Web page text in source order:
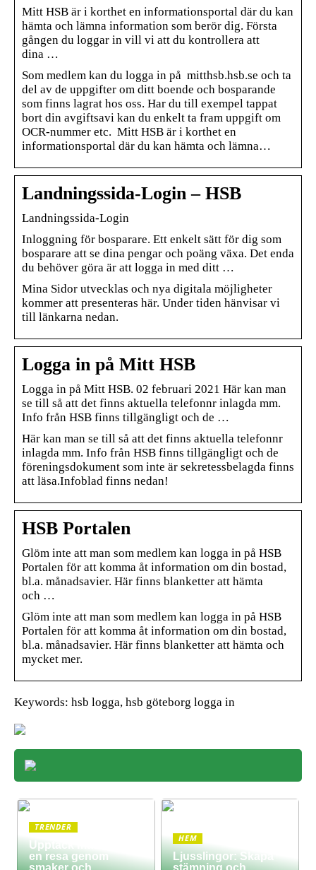
Mitt HSB är i korthet en informationsportal där du kan
hämta och lämna information som berör dig. Första
gången du loggar in vill vi att du kontrollera att
dina …
Som medlem kan du logga in på mitthsb.hsb.se och ta
del av de uppgifter om ditt boende och bosparande
som finns lagrat hos oss. Har du till exempel tappat
bort din avgiftsavi kan du enkelt ta fram uppgift om
OCR-nummer etc. Mitt HSB är i korthet en
informationsportal där du kan hämta och lämna…
Landningssida-Login – HSB
Landningssida-Login
Inloggning för bosparare. Ett enkelt sätt för dig som
bosparare att se dina pengar och poäng växa. Det enda
du behöver göra är att logga in med ditt …
Mina Sidor utvecklas och nya digitala möjligheter
kommer att presenteras här. Under tiden hänvisar vi
till länkarna nedan.
Logga in på Mitt HSB
Logga in på Mitt HSB. 02 februari 2021 Här kan man
se till så att det finns aktuella telefonnr inlagda mm.
Info från HSB finns tillgängligt och de …
Här kan man se till så att det finns aktuella telefonnr
inlagda mm. Info från HSB finns tillgängligt och de
föreningsdokument som inte är sekretessbelagda finns
att läsa.Infoblad finns nedan!
HSB Portalen
Glöm inte att man som medlem kan logga in på HSB
Portalen för att komma åt information om din bostad,
bl.a. månadsavier. Här finns blanketter att hämta
och …
Glöm inte att man som medlem kan logga in på HSB
Portalen för att komma åt information om din bostad,
bl.a. månadsavier. Här finns blanketter att hämta och
mycket mer.
Keywords: hsb logga, hsb göteborg logga in
TRENDER
Upptäck matkultur –
en resa genom
HEM
Ljusslingor: Skapa